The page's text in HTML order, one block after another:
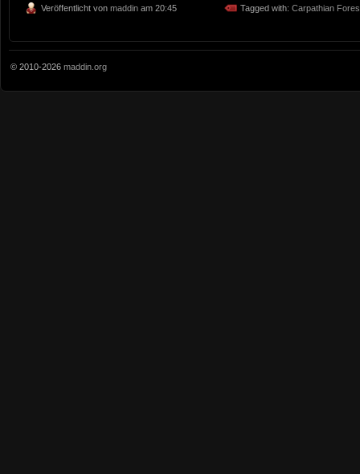
Veröffentlicht von maddin am 20:45 Tagged with: Carpathian
© 2010-2026 maddin.org